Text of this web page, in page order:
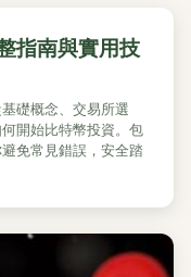
指南與實用技
礎概念、交易所選
開始比特幣投資。包
免常見錯誤，安全踏